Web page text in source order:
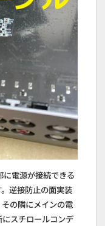
電源が接続できる
逆接防止の面実装
の隣にメインの電
スチロールコンデ